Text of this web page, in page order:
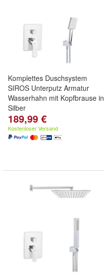
Komplettes Duschsystem
SIROS Unterputz Armatur
Wasserhahn mit Kopfbrause in
Silber
189,99 €
Kostenloser Versand